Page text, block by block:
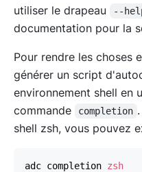
utiliser le drapeau
--
documentation pour la
Pour rendre les choses
générer un script
environnement shell en
commande
completion
shell zsh, vous pouvez
adc completion zsh